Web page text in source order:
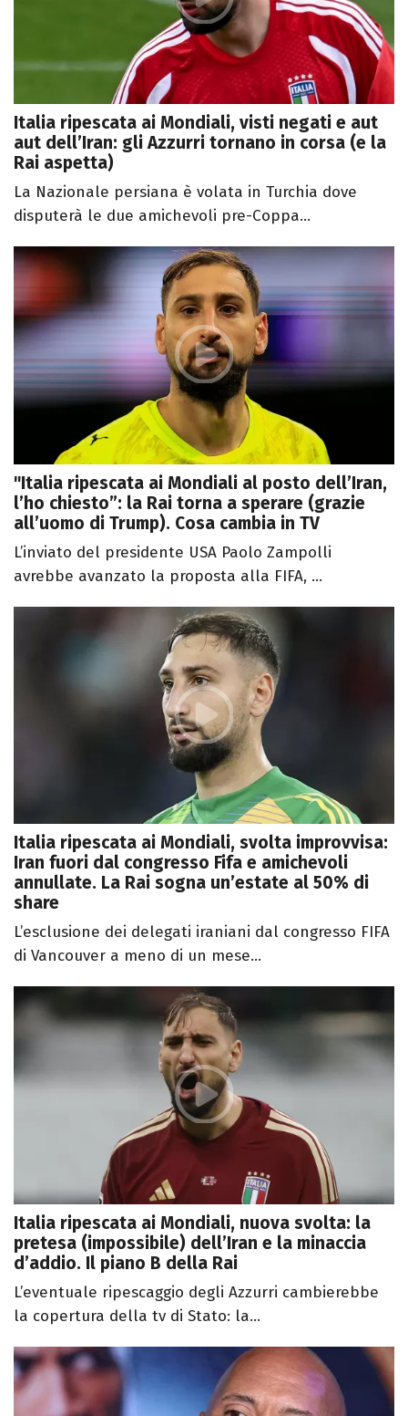
Italia ripescata ai Mondiali, visti negati e aut
aut dell’Iran: gli Azzurri tornano in corsa (e la
Rai aspetta)
La Nazionale persiana è volata in Turchia dove
disputerà le due amichevoli pre-Coppa...
"Italia ripescata ai Mondiali al posto dell’Iran,
l’ho chiesto”: la Rai torna a sperare (grazie
all’uomo di Trump). Cosa cambia in TV
L’inviato del presidente USA Paolo Zampolli
avrebbe avanzato la proposta alla FIFA, ...
Italia ripescata ai Mondiali, svolta improvvisa:
Iran fuori dal congresso Fifa e amichevoli
annullate. La Rai sogna un’estate al 50% di
share
L’esclusione dei delegati iraniani dal congresso FIFA
di Vancouver a meno di un mese...
Italia ripescata ai Mondiali, nuova svolta: la
pretesa (impossibile) dell’Iran e la minaccia
d’addio. Il piano B della Rai
L’eventuale ripescaggio degli Azzurri cambierebbe
la copertura della tv di Stato: la...